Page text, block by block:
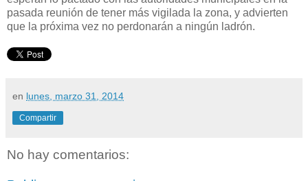
pasada reunión de tener más vigilada la zona, y advierten
que la próxima vez no perdonarán a ningún ladrón.
en lunes, marzo 31, 2014
Compartir
No hay comentarios: